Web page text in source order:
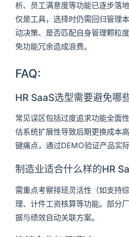
析、员工满意度等功能已逐步落
仅是工具，选择时仍需回归管
动决策、是否匹配自身管理颗粒
免功能冗余造成浪费。
FAQ:
HR SaaS选型需要避免哪
常见误区包括过度追求功能全面
估系统扩展性导致后期更换成本
键痛点，通过DEMO验证产品实际
制造业适合什么样的HR
需重点考察排班灵活性（如支持
理、计件工资核算等功能。部分
据与绩效自动关联方案。